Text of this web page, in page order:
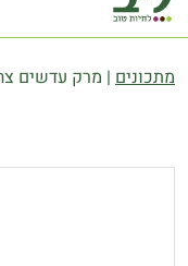
מתכונים | מרק עדשים